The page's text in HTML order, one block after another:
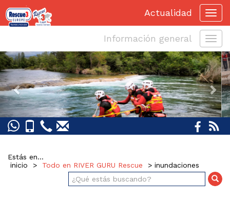
Actualidad
Información general
Previous
Estás en...
inicio
> Todo en RIVER GURU Rescue > inundaciones